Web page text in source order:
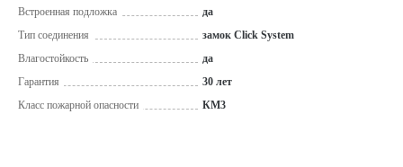
Встроенная подложка
да
Тип соединения
замок Click System
Влагостойкость
да
Гарантия
30 лет
Класс пожарной опасности
КМ3